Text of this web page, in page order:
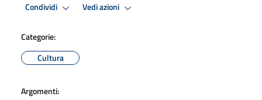
Condividi Vedi azioni
Categorie:
Cultura
Argomenti: